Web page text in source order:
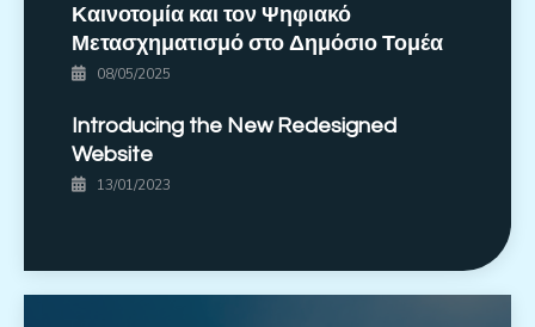
Καινοτομία και τον Ψηφιακό
Μετασχηματισμό στο Δημόσιο Τομέα
08/05/2025
Introducing the New Redesigned
Website
13/01/2023